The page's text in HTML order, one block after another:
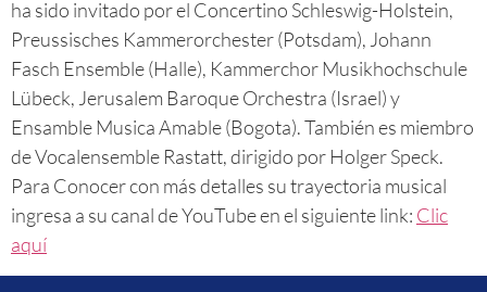
ha sido invitado por el Concertino Schleswig-Holstein,
Preussisches Kammerorchester (Potsdam), Johann
Fasch Ensemble (Halle), Kammerchor Musikhochschule
Lübeck, Jerusalem Baroque Orchestra (Israel) y
Ensamble Musica Amable (Bogota). También es miembro
de Vocalensemble Rastatt, dirigido por Holger Speck.
Para Conocer con más detalles su trayectoria musical
ingresa a su canal de YouTube en el siguiente link: Clic
aquí